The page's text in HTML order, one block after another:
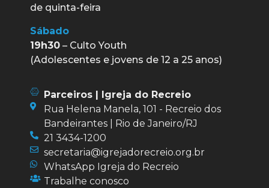
de quinta-feira
Sábado
19h30 – Culto Youth
(Adolescentes e jovens de 12 a 25 anos)
Parceiros | Igreja do Recreio
Rua Helena Manela, 101 - Recreio dos
Bandeirantes | Rio de Janeiro/RJ
21 3434-1200
secretaria@igrejadorecreio.org.br
WhatsApp Igreja do Recreio
Trabalhe conosco